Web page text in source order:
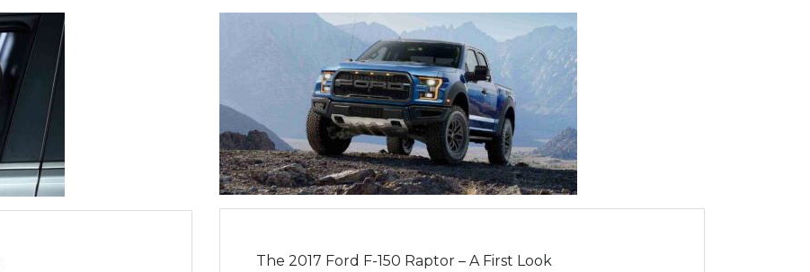
The 2017 Ford F-150 Raptor – A First Look